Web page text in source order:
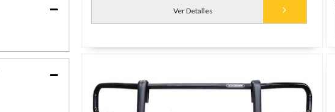
Ver Detalles